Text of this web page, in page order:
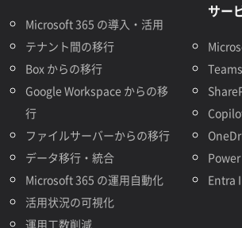
Microsoft 365 の導入・活用
テナント間の移行
Box からの移行
Google Workspace からの移
行
ファイルサーバーからの移行
データ移行・統合
Microsoft 365 の運用自動化
活用状況の可視化
運用工数削減
サー
Teams
Entra